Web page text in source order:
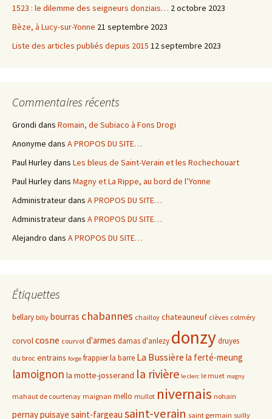
1523 : le dilemme des seigneurs donziais… 2 octobre 2023
Bèze, à Lucy-sur-Yonne 21 septembre 2023
Liste des articles publiés depuis 2015 12 septembre 2023
Commentaires récents
Grondi dans Romain, de Subiaco à Fons Drogi
Anonyme dans A PROPOS DU SITE…
Paul Hurleydans Les bleus de Saint-Verain et les Rochechouart
Paul Hurleydans Magny et La Rippe, au bord de l’Yonne
Administrateurdans A PROPOS DU SITE…
Administrateurdans A PROPOS DU SITE…
Alejandro dans A PROPOS DU SITE…
Étiquettes
bellary billy bourras chabannes chailloy chateauneuf clèves colméry
corvolcosne courvol d'armes damas d'anlezy donzydruyes
du broc entrains forge frappierla barre La Bussière la ferté-meung
lamoignon la motte-josserand la rivière le clerc le muet magny
mahaut de courtenay maignan mello mullot nivernais nohain
pernaypuisaye saint-fargeau saint-verain saint germain suilly